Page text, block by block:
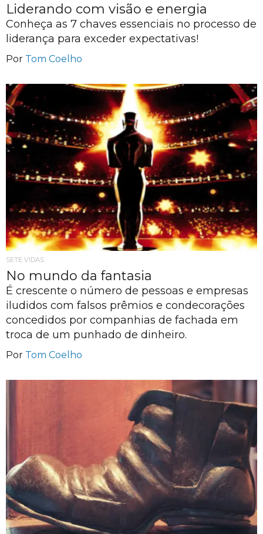
Liderando com visão e energia
Conheça as 7 chaves essenciais no processo de
liderança para exceder expectativas!
Por Tom Coelho
SETE VIDAS
No mundo da fantasia
É crescente o número de pessoas e empresas
iludidos com falsos prêmios e condecorações
concedidos por companhias de fachada em
troca de um punhado de dinheiro.
Por Tom Coelho